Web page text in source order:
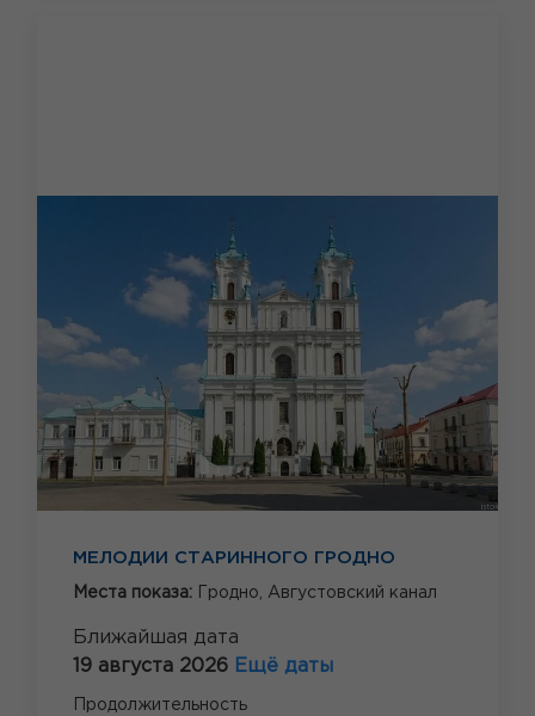
МЕЛОДИИ СТАРИННОГО ГРОДНО
Места показа: Гродно, Августовский канал
Ближайшая дата
19 августа 2026 Ещё даты
Продолжительность